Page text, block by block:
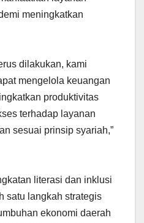
meningkatkan
dilakukan, kami
mengelola keuangan
produktivitas
terhadap layanan
sesuai prinsip syariah,”
literasi dan inklusi
satu langkah strategis
ekonomi daerah